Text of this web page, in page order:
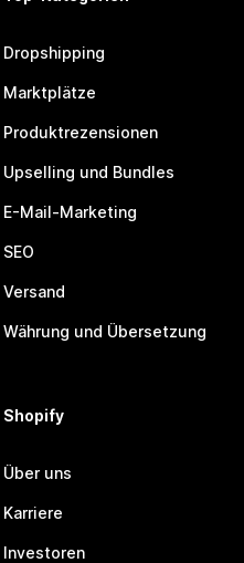
Dropshipping
Marktplätze
Produktrezensionen
Upselling und Bundles
E-Mail-Marketing
SEO
Versand
Währung und Übersetzung
Shopify
Über uns
Karriere
Investoren